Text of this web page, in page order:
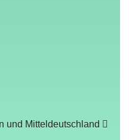
und Mitteldeutschland